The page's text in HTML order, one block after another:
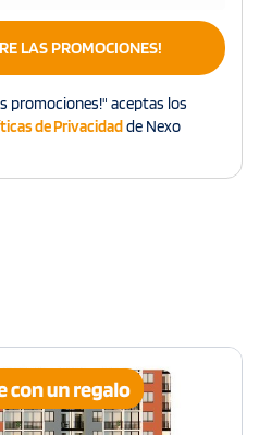
LAS PROMOCIONES!
promociones!" aceptas los
de Privacidadde Nexo